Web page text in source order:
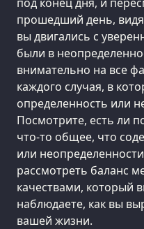
прошедший день, видя
вы двигались с
были в
внимательно на все
каждого случая, в
определенность или
Посмотрите, есть ли
что-то общее, что
или
рассмотреть баланс
качествами, который
наблюдаете, как вы
вашей жизни.